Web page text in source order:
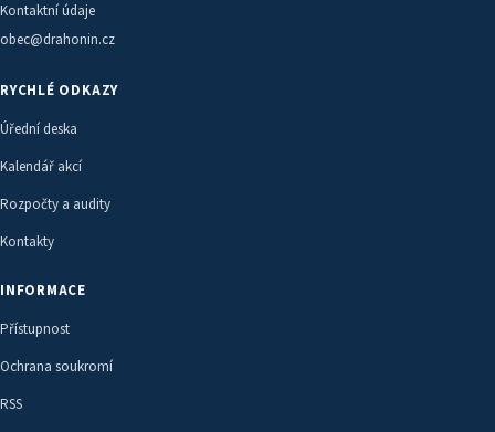
Kontaktní údaje
obec@drahonin.cz
RYCHLÉ ODKAZY
Úřední deska
Kalendář akcí
Rozpočty a audity
Kontakty
INFORMACE
Přístupnost
Ochrana soukromí
RSS